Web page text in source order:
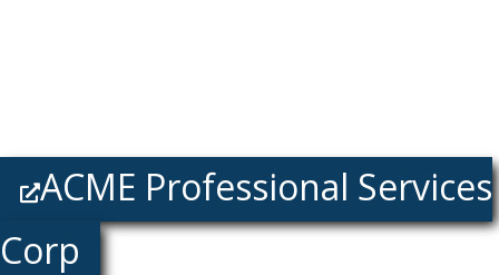
ACME Professional Services
Corp